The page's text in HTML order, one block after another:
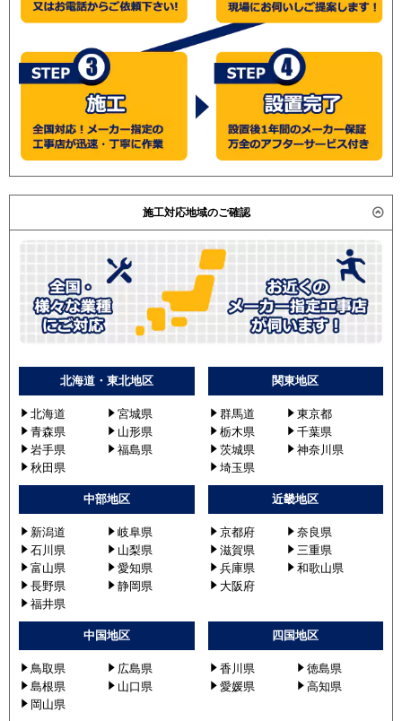
施工対応地域のご確認
北海道・東北地区
北海道
宮城県
青森県
山形県
岩手県
福島県
秋田県
関東地区
群馬道
東京都
栃木県
千葉県
茨城県
神奈川県
埼玉県
中部地区
新潟道
岐阜県
石川県
山梨県
富山県
愛知県
長野県
静岡県
福井県
近畿地区
京都府
奈良県
滋賀県
三重県
兵庫県
和歌山県
大阪府
中国地区
鳥取県
広島県
島根県
山口県
岡山県
四国地区
香川県
徳島県
愛媛県
高知県